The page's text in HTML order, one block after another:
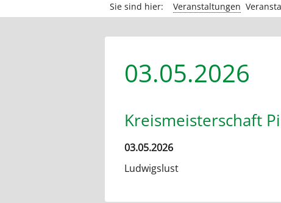
Sie sind hier: Veranstaltungen
03.05.2026
Kreismeisterschaft
03.05.2026
Ludwigslust